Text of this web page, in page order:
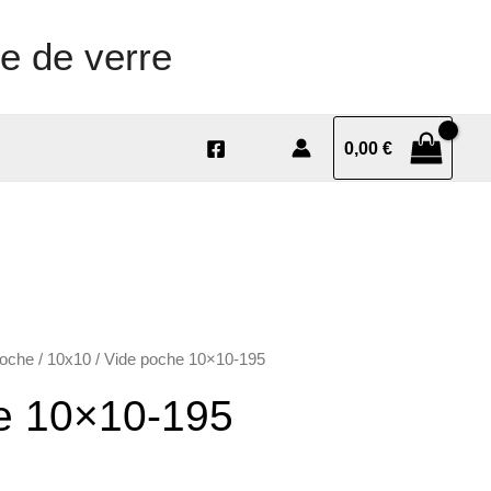
de verre
0,00 €
/ 10x10 / Vide poche 10×10-195
10×10-195